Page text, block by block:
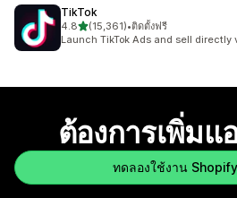
TikTok
4.8เต็ม 5 ดาว
(15,361)
ทั้งหมด 15361 รีวิว
•ติดตั้งฟรี
Launch TikTok Ads and sell directly
ต้องการเพิ่มแ
ทดลองใช้งาน